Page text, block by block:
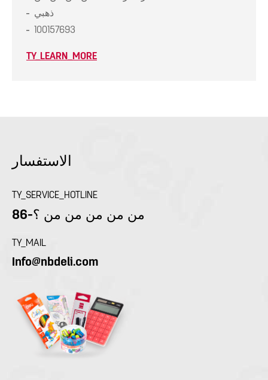
ذهبي
100157693
TY_LEARN_MORE
الاستفسار
TY_SERVICE_HOTLINE
86-من من من من من ؟
TY_MAIL
Info@nbdeli.com